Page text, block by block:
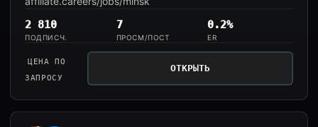
2 810
ПОДПИСЧ.
7
ПРОСМ/ПОСТ
0.2%
ER
ЦЕНА ПО
ЗАПРОСУ
ОТКРЫТЬ